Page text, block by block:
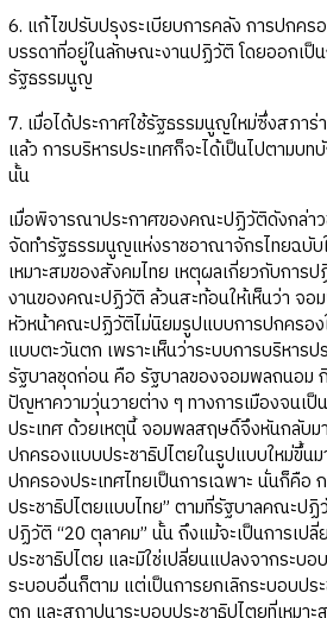
6. แก้ไขปรับปรุงระเบียบการคลัง การปกคร
บรรดาที่อยู่ในลักษณะงานปฏิวัติ โดยออกเป็
รัฐธรรมนูญ
7. เมื่อได้ประกาศใช้รัฐธรรมนูญใหม่ซึ่งสภา
แล้ว การบริหารประเทศก็จะได้เป็นไปตาม
นั้น
เมื่อพิจารณาประกาศของคณะปฏิวัติดังกล่าว
จัดทำรัฐธรรมนูญแห่งราชอาณาจักรไทยฉบับ
เหมาะสมของสังคมไทย เหตุผลเกี่ยวกับการ
งานของคณะปฏิวัติ ล้วนสะท้อนให้เห็นว่า จ
หัวหน้าคณะปฏิวัติไม่นิยมรูปแบบการปกครอง
แบบตะวันตก เพราะเห็นว่าระบบการบริหารป
รัฐบาลชุดก่อน คือ รัฐบาลของจอมพลถนอม
ปัญหาความวุ่นวายต่าง ๆ ทางการเมืองจนเ
ประเทศ ด้วยเหตุนี้ จอมพลสฤษดิ์จึงหันกลับม
ปกครองแบบประชาธิปไตยในรูปแบบใหม่ขึ้น
ปกครองประเทศไทยเป็นการเฉพาะ นั่นก็คือ
ประชาธิปไตยแบบไทย” ตามที่รัฐบาลคณะปฏิ
ปฏิวัติ “20 ตุลาคม” นั้น ถึงแม้จะเป็นการเป
ประชาธิปไตย และมิใช่เปลี่ยนแปลงจากระบอ
ระบอบอื่นก็ตาม แต่เป็นการยกเลิกระบอบปร